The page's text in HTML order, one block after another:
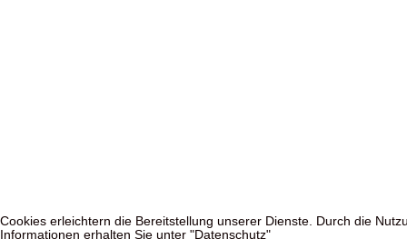
Cookies erleichtern die Bereitstellung unserer Dienste. Durch die
Informationen erhalten Sie unter "Datenschutz"